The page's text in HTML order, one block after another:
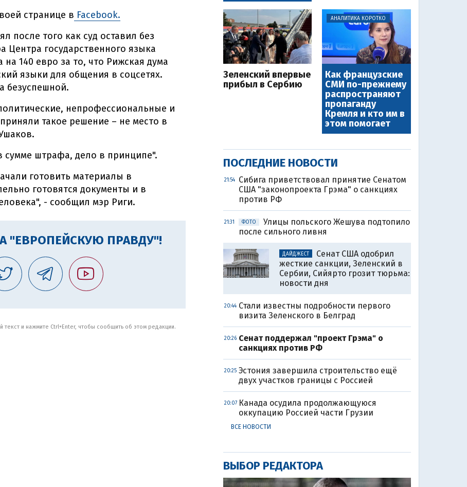
странице в Facebook.
после того как суд оставил без
Центра государственного языка
140 евро за то, что Рижская дума
языки для общения в соцсетях.
безуспешной.
непрофессиональные и
такое решение – не место в
сумме штрафа, дело в принципе".
готовить материалы в
готовятся документы и в
- сообщил мэр Риги.
"ЕВРОПЕЙСКУЮ ПРАВДУ"!
и нажмите Ctrl+Enter, чтобы сообщить об этом редакции.
Зеленский впервые
прибыл в Сербию
АНАЛИТИКА КОРОТКО
Как французские
СМИ по-прежнему
распространяют
пропаганду
Кремля и кто им в
этом помогает
ПОСЛЕДНИЕ НОВОСТИ
21:54
Сибига приветствовал принятие Сенатом
США "законопроекта Грэма" о санкциях
против РФ
21:31 ФОТО
Улицы польского Жешува подтопило
после сильного ливня
ДАЙДЖЕСТ
Сенат США одобрил
жесткие санкции, Зеленский в
Сербии, Сийярто грозит тюрьма:
новости дня
20:44 Стали известны подробности первого
визита Зеленского в Белград
20:26 Сенат поддержал "проект Грэма" о
санкциях против РФ
20:25 Эстония завершила строительство ещё
двух участков границы с Россией
20:07 Канада осудила продолжающуюся
оккупацию Россией части Грузии
ВСЕ НОВОСТИ
ВЫБОР РЕДАКТОРА